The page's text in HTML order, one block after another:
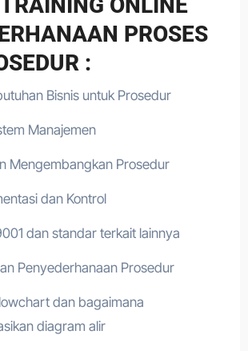
PROSES
:
Bisnis untuk Prosedur
Manajemen
Mengembangkan Prosedur
dan Kontrol
dan standar terkait lainnya
Penyederhanaan Prosedur
dan bagaimana
diagram alir